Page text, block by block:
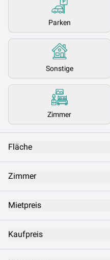
Parken
Sonstige
Zimmer
Fläche
Zimmer
Mietpreis
Kaufpreis